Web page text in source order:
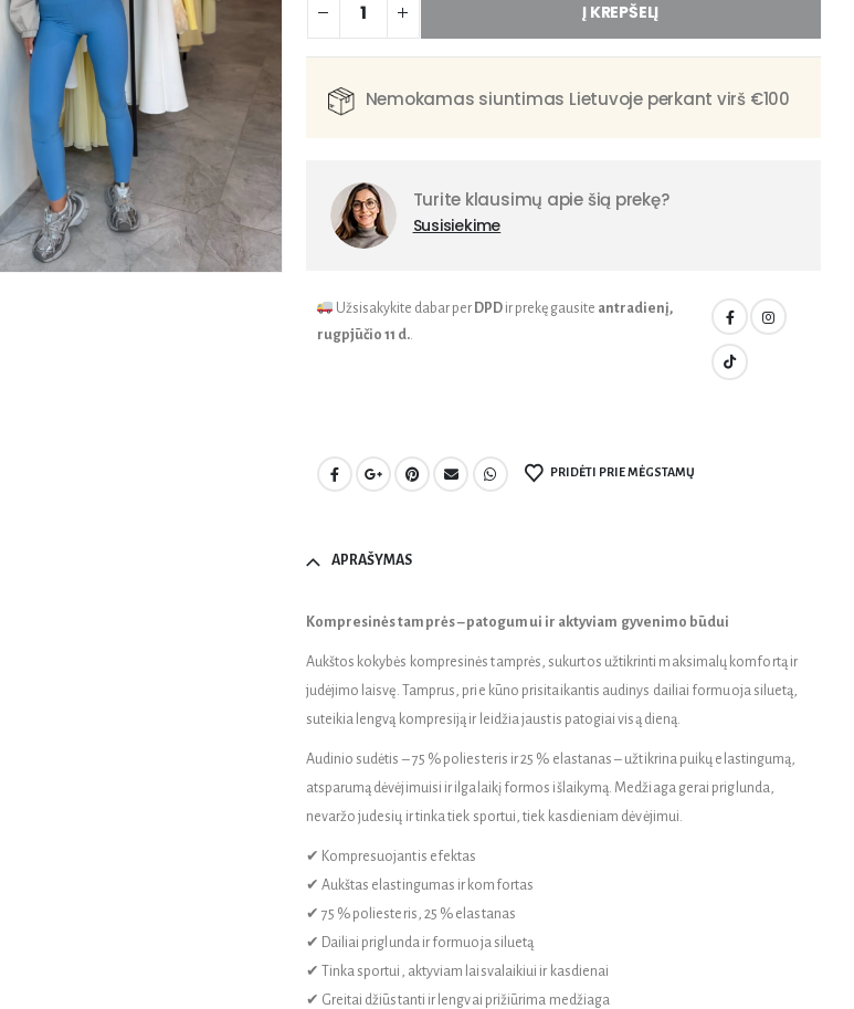
Į KREPŠELĮ
Nemokamas siuntimas Lietuvoje perkant virš €100
Turite klausimų apie šią prekę?
Susisiekime
Užsisakykite dabar per DPD ir prekę gausite antradienį,
rugpjūčio 11 d..
PRIDĖTI PRIE MĖGSTAMŲ
APRAŠYMAS
Kompresinės tamprės – patogumui ir aktyviam gyvenimo būdui
Aukštos kokybės kompresinės tamprės, sukurtos užtikrinti maksimalų komfortą ir
judėjimo laisvę. Tamprus, prie kūno prisitaikantis audinys dailiai formuoja siluetą,
suteikia lengvą kompresiją ir leidžia jaustis patogiai visą dieną.
Audinio sudėtis – 75 % poliesteris ir 25 % elastanas – užtikrina puikų elastingumą,
atsparumą dėvėjimuisi ir ilgalaikį formos išlaikymą. Medžiaga gerai priglunda,
nevaržo judesių ir tinka tiek sportui, tiek kasdieniam dėvėjimui.
✔ Kompresuojantis efektas
✔ Aukštas elastingumas ir komfortas
✔ 75 % poliesteris, 25 % elastanas
✔ Dailiai priglunda ir formuoja siluetą
✔ Tinka sportui, aktyviam laisvalaikiui ir kasdienai
✔ Greitai džiūstanti ir lengvai prižiūrima medžiaga